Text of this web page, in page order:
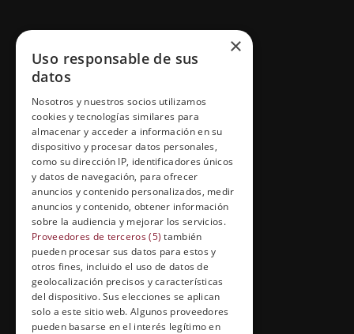
GRUPO ESNECA TV
Inicio
Información Legal
Política de Cookies
FORMACIÓN Y ENTRETENIMIENTO
Formación abierta
Cuídate con Grupo Esneca
Entrevistas profesionales
×
Uso responsable de sus
datos
Nosotros y nuestros socios utilizamos
cookies y tecnologías similares para
almacenar y acceder a información en su
dispositivo y procesar datos personales,
como su dirección IP, identificadores únicos
y datos de navegación, para ofrecer
anuncios y contenido personalizados, medir
anuncios y contenido, obtener información
sobre la audiencia y mejorar los servicios.
Proveedores de terceros (5) también
pueden procesar sus datos para estos y
otros fines, incluido el uso de datos de
geolocalización precisos y características
del dispositivo. Sus elecciones se aplican
solo a este sitio web. Algunos proveedores
pueden basarse en el interés legítimo en